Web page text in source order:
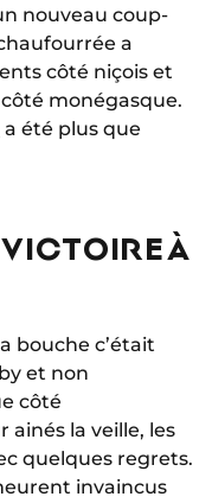
nouveau coup-
a
côté niçois et
monégasque.
a été plus que
À
bouche c’était
et non
côté
ainés la veille, les
quelques regrets.
invaincus